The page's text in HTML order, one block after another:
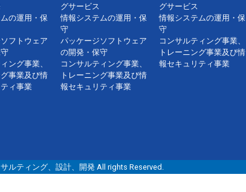
の運用・保
フトウェア
ング事業、
事業及び情
ィ事業
グサービス
情報システムの運用・保
守
パッケージソフトウェア
の開発・保守
コンサルティング事業、
トレーニング事業及び情
報セキュリティ事業
グサービス
情報システムの運用・保
守
コンサルティング事業、
トレーニング事業及び情
報セキュリティ事業
ルティング、設計、開発 All rights Reserved.